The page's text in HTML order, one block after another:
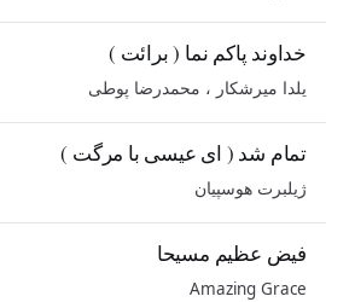
خداوند پاکم نما ( برائت )
یلدا میرشکار ، محمدرضا پوطی
تمام شد ( ای عیسی با مرگت )
ژیلبرت هوسپیان
فیض عظیم مسیحا
Amazing Grace